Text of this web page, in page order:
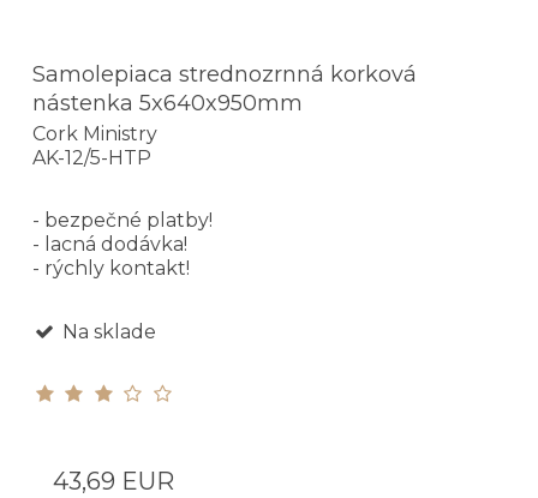
Samolepiaca strednozrnná korková
nástenka 5x640x950mm
Cork Ministry
AK-12/5-HTP
- bezpečné platby!
- lacná dodávka!
- rýchly kontakt!
Na sklade
43,69 EUR